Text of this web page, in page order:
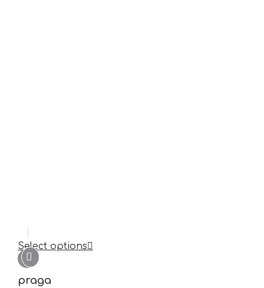
Select options
praga